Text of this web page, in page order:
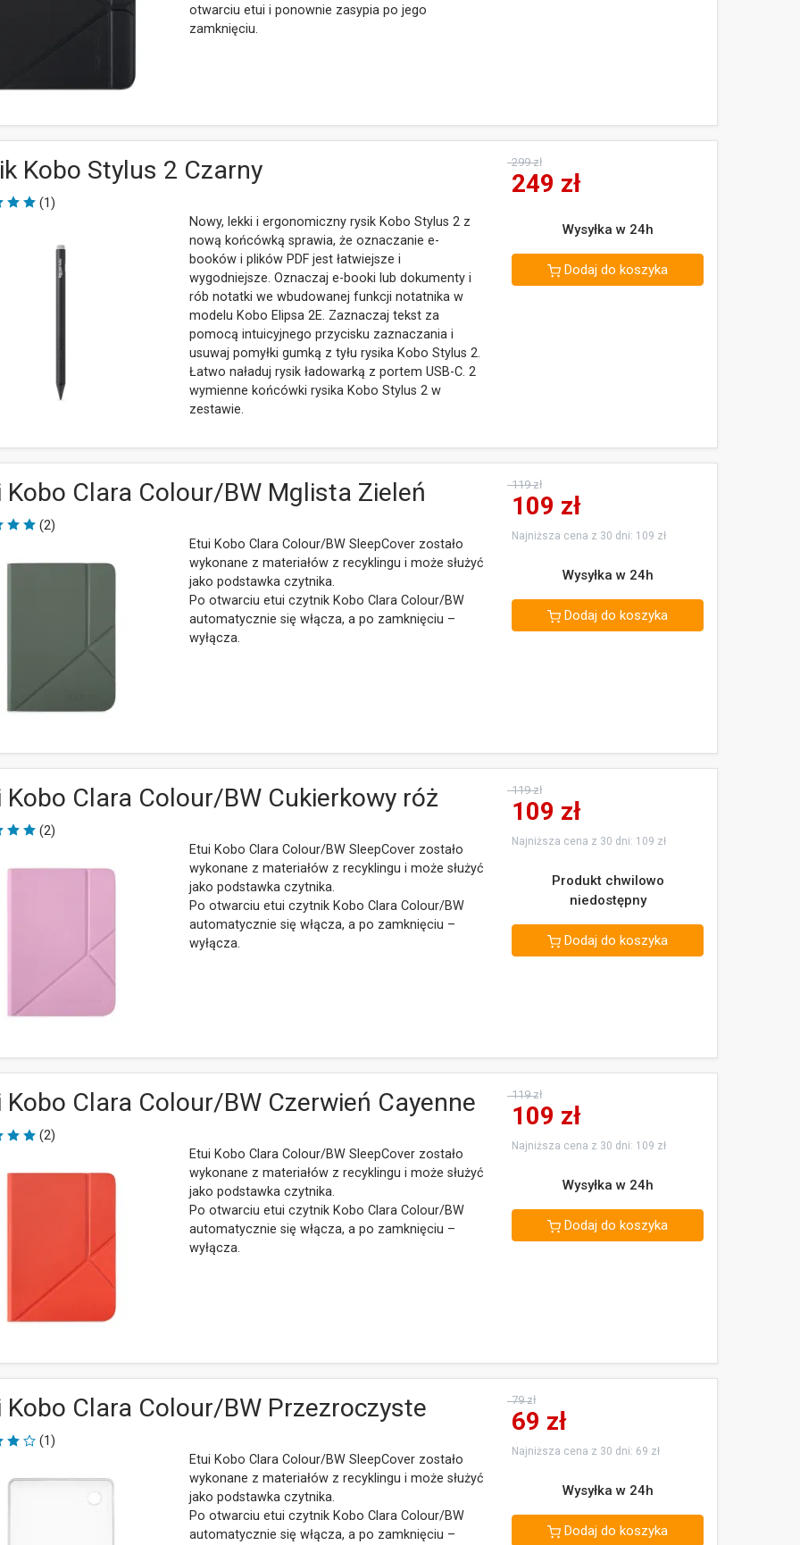
otwarciu etui i ponownie zasypia po jego
zamknięciu.
Kobo Stylus 2 Czarny
(1)
Nowy, lekki i ergonomiczny rysik Kobo Stylus 2 z
nową końcówką sprawia, że oznaczanie e-
booków i plików PDF jest łatwiejsze i
wygodniejsze. Oznaczaj e-booki lub dokumenty i
rób notatki we wbudowanej funkcji notatnika w
modelu Kobo Elipsa 2E. Zaznaczaj tekst za
pomocą intuicyjnego przycisku zaznaczania i
usuwaj pomyłki gumką z tyłu rysika Kobo Stylus 2.
Łatwo naładuj rysik ładowarką z portem USB-C. 2
wymienne końcówki rysika Kobo Stylus 2 w
zestawie.
299 zł
249 zł
Wysyłka w 24h
Dodaj do koszyka
Kobo Clara Colour/BW Mglista Zieleń
(2)
Etui Kobo Clara Colour/BW SleepCover zostało
wykonane z materiałów z recyklingu i może służyć
jako podstawka czytnika.
Po otwarciu etui czytnik Kobo Clara Colour/BW
automatycznie się włącza, a po zamknięciu –
wyłącza.
119 zł
109 zł
Najniższa cena z 30 dni: 109 zł
Wysyłka w 24h
Dodaj do koszyka
Kobo Clara Colour/BW Cukierkowy róż
(2)
Etui Kobo Clara Colour/BW SleepCover zostało
wykonane z materiałów z recyklingu i może służyć
jako podstawka czytnika.
Po otwarciu etui czytnik Kobo Clara Colour/BW
automatycznie się włącza, a po zamknięciu –
wyłącza.
119 zł
109 zł
Najniższa cena z 30 dni: 109 zł
Produkt chwilowo
niedostępny
Dodaj do koszyka
Kobo Clara Colour/BW Czerwień Cayenne
(2)
Etui Kobo Clara Colour/BW SleepCover zostało
wykonane z materiałów z recyklingu i może służyć
jako podstawka czytnika.
Po otwarciu etui czytnik Kobo Clara Colour/BW
automatycznie się włącza, a po zamknięciu –
wyłącza.
119 zł
109 zł
Najniższa cena z 30 dni: 109 zł
Wysyłka w 24h
Dodaj do koszyka
Kobo Clara Colour/BW Przezroczyste
(1)
Etui Kobo Clara Colour/BW SleepCover zostało
wykonane z materiałów z recyklingu i może służyć
jako podstawka czytnika.
Po otwarciu etui czytnik Kobo Clara Colour/BW
automatycznie się włącza, a po zamknięciu –
79 zł
69 zł
Najniższa cena z 30 dni: 69 zł
Wysyłka w 24h
Dodaj do koszyka